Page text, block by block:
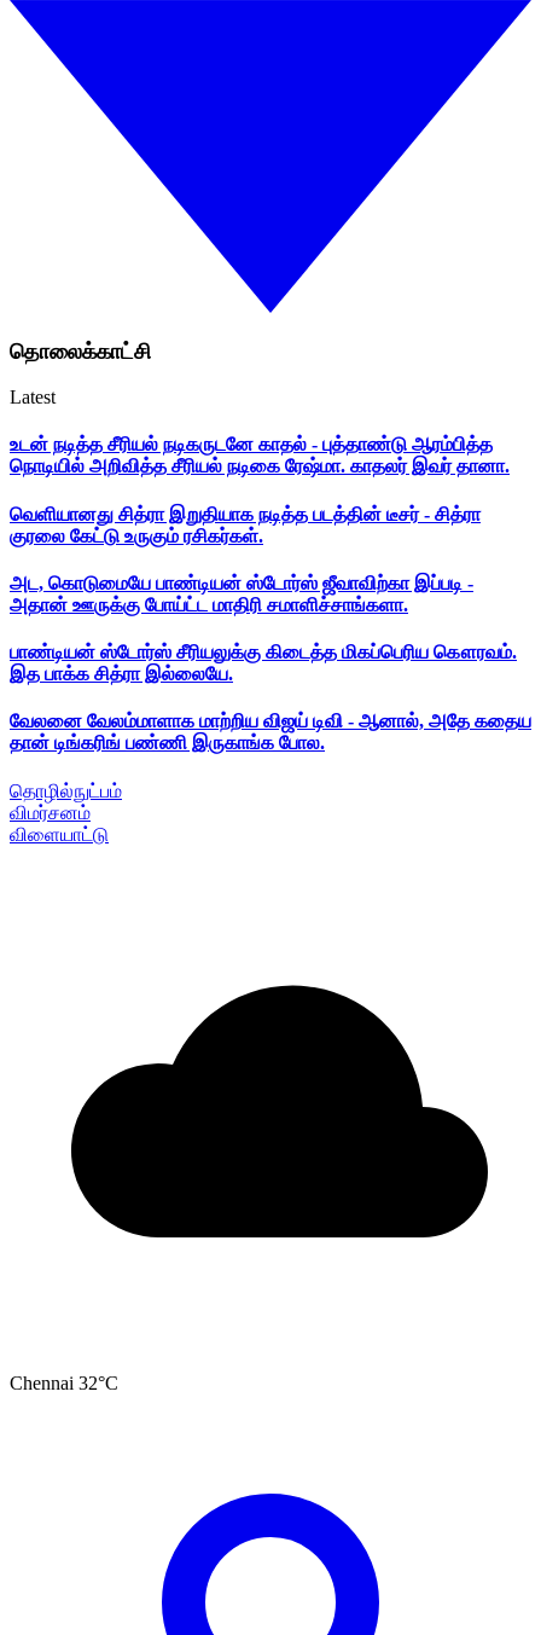
தொலைக்காட்சி
Latest
உடன் நடித்த சீரியல் நடிகருடனே காதல் - புத்தாண்டு ஆரம்பித்த
நொடியில் அறிவித்த சீரியல் நடிகை ரேஷ்மா. காதலர் இவர் தானா.
வெளியானது சித்ரா இறுதியாக நடித்த படத்தின் டீசர் - சித்ரா
குரலை கேட்டு உருகும் ரசிகர்கள்.
அட, கொடுமையே பாண்டியன் ஸ்டோர்ஸ் ஜீவாவிற்கா இப்படி -
அதான் ஊருக்கு போய்ட்ட மாதிரி சமாளிச்சாங்களா.
பாண்டியன் ஸ்டோர்ஸ் சீரியலுக்கு கிடைத்த மிகப்பெரிய கௌரவம்.
இத பாக்க சித்ரா இல்லையே.
வேலனை வேலம்மாளாக மாற்றிய விஜய் டிவி - ஆனால், அதே கதைய
தான் டிங்கரிங் பண்ணி இருகாங்க போல.
தொழில்நுட்பம்
விமர்சனம்
விளையாட்டு
Chennai 32°C